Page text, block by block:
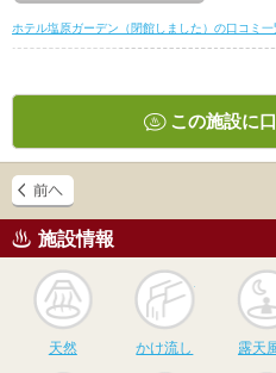
ホテル塩原ガーデン（閉館しました）の口コミ一
この施設に
施設情報
天然
かけ流し
かけ流し 露天